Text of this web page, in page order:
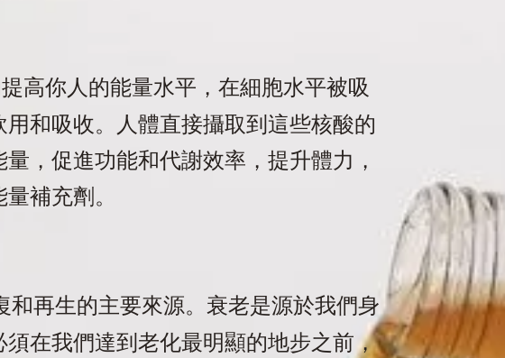
高你人的能量水平，在細胞水平被吸
和吸收。人體直接攝取到這些核酸的
，促進功能和代謝效率，提升體力，
補充劑。
和再生的主要來源。衰老是源於我們身
在我們達到老化最明顯的地步之前，